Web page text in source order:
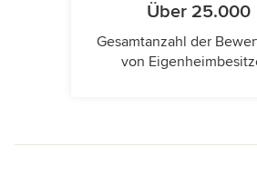
Über 25.000
Gesamtanzahl der
von